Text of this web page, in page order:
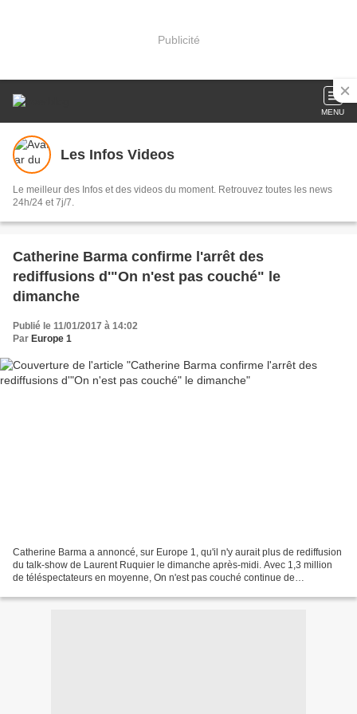
Publicité
MENU
Les Infos Videos
Le meilleur des Infos et des videos du moment. Retrouvez toutes les news
24h/24 et 7j/7.
Catherine Barma confirme l'arrêt des
rediffusions d'"On n'est pas couché" le
dimanche
Publié le 11/01/2017 à 14:02
Par Europe 1
Catherine Barma a annoncé, sur Europe 1, qu'il n'y aurait plus de rediffusion
du talk-show de Laurent Ruquier le dimanche après-midi. Avec 1,3 million
de téléspectateurs en moyenne, On n'est pas couché continue de